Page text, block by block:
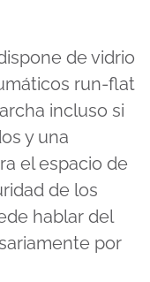
de vidrio
run-flat
incluso si
y una
el espacio de
de los
hablar del
por